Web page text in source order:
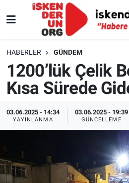
HABERLER GÜNDEM
1200’lük Çelik
Kısa Sürede
03.06.2025 - 14:34
YAYINLANMA
03.06.2025 - 19:39
GÜNCELLEME